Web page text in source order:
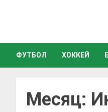
ФУТБОЛ ХОККЕЙ
Месяц: